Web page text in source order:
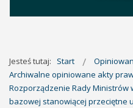
Jesteś tutaj: Start
Archiwalne opiniowane akty
Rozporządzenie Rady
bazowej stanowiącej przeciętne